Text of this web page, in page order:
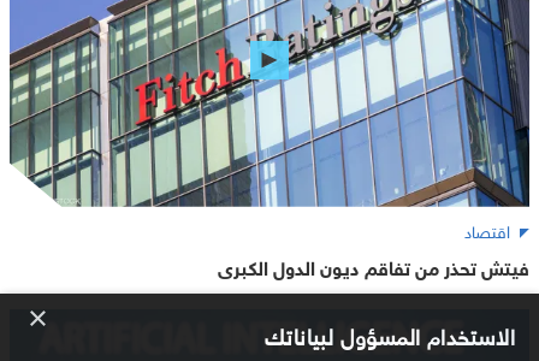
اقتصاد
فيتش تحذر من تفاقم ديون الدول الكبرى
× الاستخدام المسؤول لبياناتك